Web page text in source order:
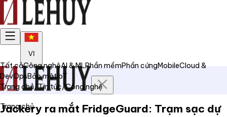
VI
Trang chủ
Tất cảCông nghệAI & MLPhần mềmPhần cứngMobileCloud &
DevOpsBảo mậtIoT
Trang chủ/Tin tức/Công nghệ
Jackery ra mắt FridgeGuard: Trạm sạc dự